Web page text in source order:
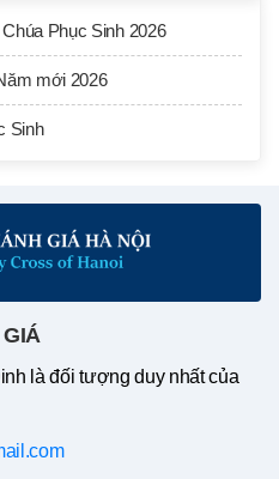
Phục Sinh 2026
mới 2026
Sinh
là đối tượng duy nhất của